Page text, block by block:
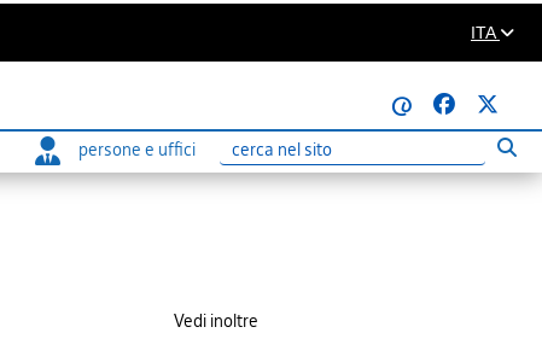
ITA
@
persone e uffici
Ricerca
Vedi inoltre